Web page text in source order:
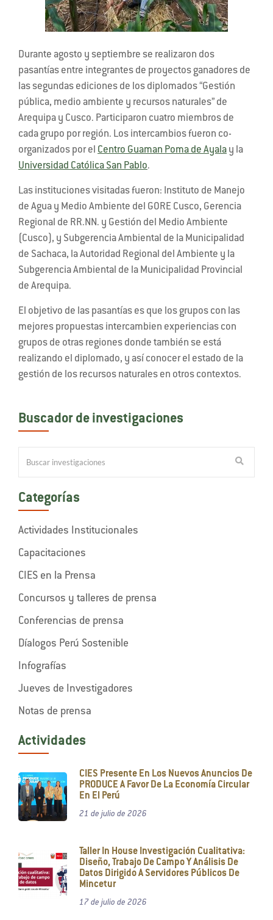
Durante agosto y septiembre se realizaron dos
pasantías entre integrantes de proyectos ganadores de
las segundas ediciones de los diplomados “Gestión
pública, medio ambiente y recursos naturales” de
Arequipa y Cusco. Participaron cuatro miembros de
cada grupo por región. Los intercambios fueron co-
organizados por el Centro Guaman Poma de Ayala y la
Universidad Católica San Pablo.
Las instituciones visitadas fueron: Instituto de Manejo
de Agua y Medio Ambiente del GORE Cusco, Gerencia
Regional de RR.NN. y Gestión del Medio Ambiente
(Cusco), y Subgerencia Ambiental de la Municipalidad
de Sachaca, la Autoridad Regional del Ambiente y la
Subgerencia Ambiental de la Municipalidad Provincial
de Arequipa.
El objetivo de las pasantías es que los grupos con las
mejores propuestas intercambien experiencias con
grupos de otras regiones donde también se está
realizando el diplomado, y así conocer el estado de la
gestión de los recursos naturales en otros contextos.
Buscador de investigaciones
Categorías
Actividades Institucionales
Capacitaciones
CIES en la Prensa
Concursos y talleres de prensa
Conferencias de prensa
Díalogos Perú Sostenible
Infografías
Jueves de Investigadores
Notas de prensa
Actividades
CIES Presente En Los Nuevos Anuncios De
PRODUCE A Favor De La Economía Circular
En El Perú
21 de julio de 2026
Taller In House Investigación Cualitativa:
Diseño, Trabajo De Campo Y Análisis De
Datos Dirigido A Servidores Públicos De
Mincetur
17 de julio de 2026